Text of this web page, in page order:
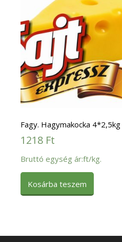
Fagy. Hagymakocka 4*2,5kg
1218 Ft
Bruttó egység ár:ft/kg.
Kosárba teszem